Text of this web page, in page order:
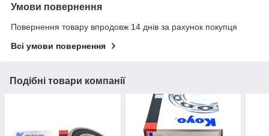
Умови повернення
Повернення товару впродовж 14 днів за рахунок покупця
Всі умови повернення
Подібні товари компанії